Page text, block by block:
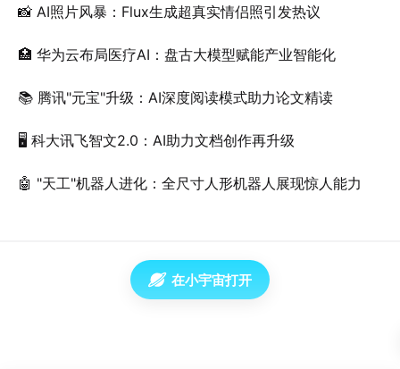
📸 AI照片风暴：Flux生成超真实情侣照引发热议
🏥 华为云布局医疗AI：盘古大模型赋能产业智能化
📚 腾讯"元宝"升级：AI深度阅读模式助力论文精读
🖥️ 科大讯飞智文2.0：AI助力文档创作再升级
🤖 "天工"机器人进化：全尺寸人形机器人展现惊人能力
在小宇宙打开